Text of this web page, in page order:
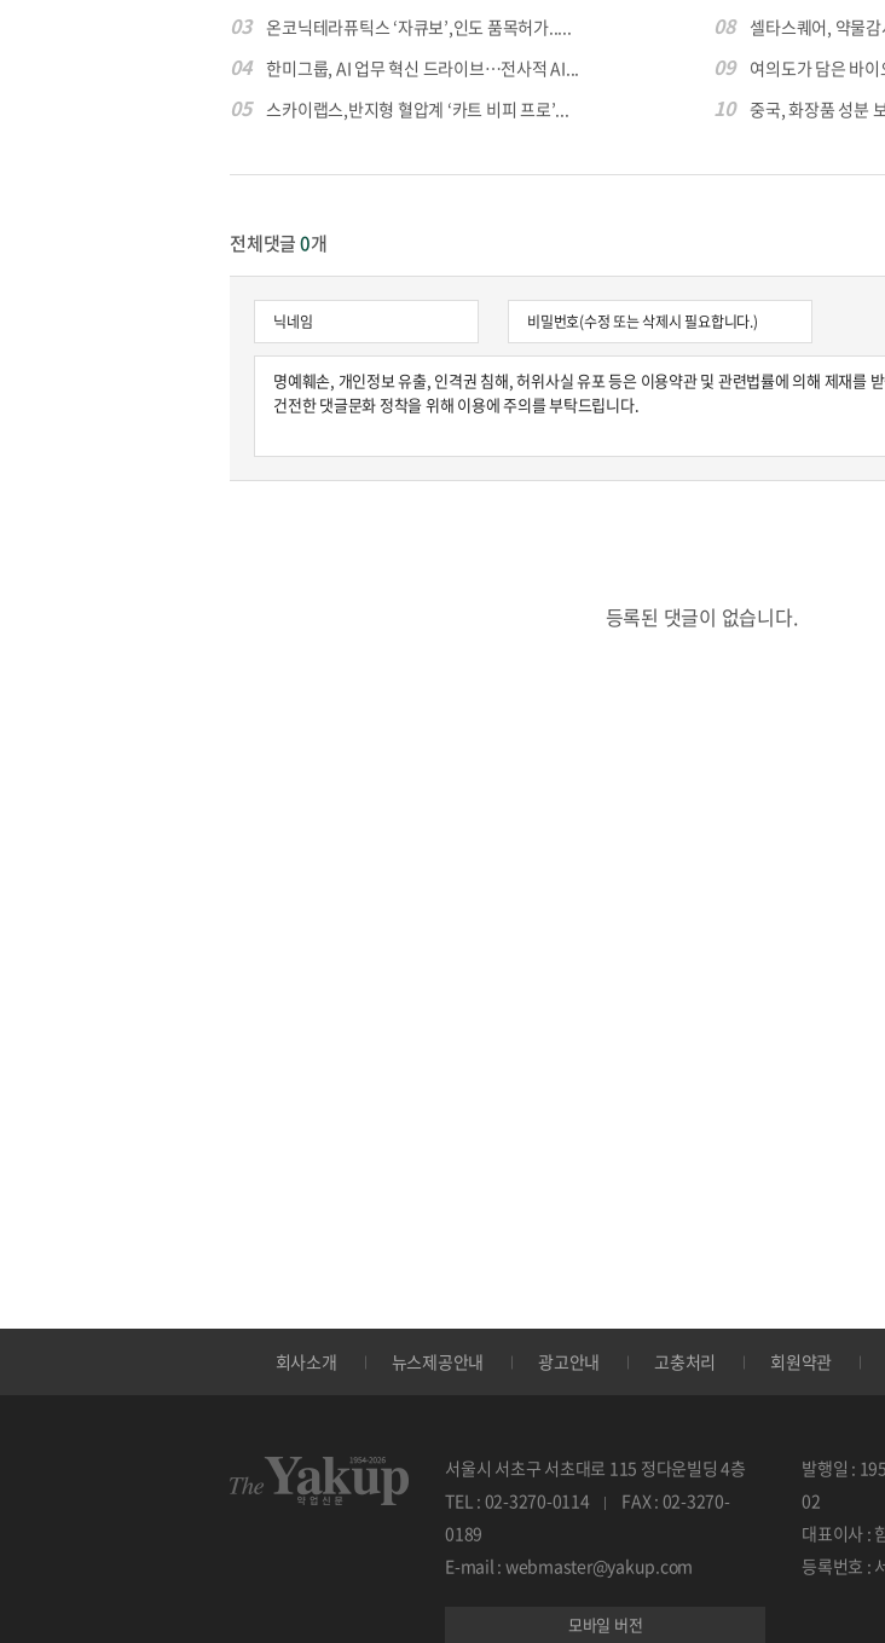
03 온코닉테라퓨틱스 ‘자큐보’,인도 품목허가.....
04 한미그룹, AI 업무 혁신 드라이브…전사적 AI...
05 스카이랩스,반지형 혈압계 ‘카트 비피 프로’...
08 셀타스퀘어, 약물감
09 여의도가 담은 바
10 중국, 화장품 성분
전체댓글0개
등록된 댓글이 없습니다.
회사소개 뉴스제공안내 광고안내 고충처리 회원약관
서울시 서초구 서초대로 115 정다운빌딩 4층
TEL : 02-3270-0114
FAX : 02-3270-
0189
E-mail : webmaster@yakup.com
모바일 버전
발행일 :
02
대표이사 :
등록번호 :